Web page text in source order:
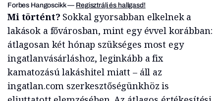
Forbes Hangoscikk— Regisztrálj és hallgasd!
Mi történt? Sokkal gyorsabban elkelnek a
lakások a fővárosban, mint egy évvel korábban:
átlagosan két hónap szükséges most egy
ingatlanvásárláshoz, leginkább a fix
kamatozású lakáshitel miatt – áll az
ingatlan.com szerkesztőségünkhöz is